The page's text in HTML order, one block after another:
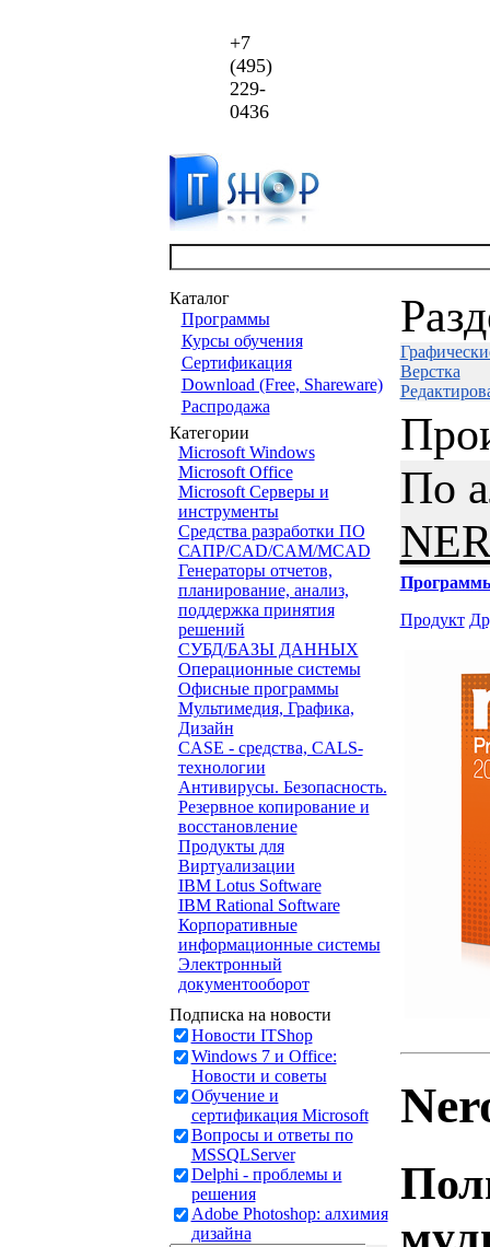
+7
(495)
229-
0436
Каталог
Программы
Курсы обучения
Сертификация
Download (Free, Shareware)
Распродажа
Категории
Microsoft Windows
Microsoft Office
Microsoft Серверы и
инструменты
Средства разработки ПО
САПР/CAD/CAM/MCAD
Генераторы отчетов,
планирование, анализ,
поддержка принятия
решений
СУБД/БАЗЫ ДАННЫХ
Операционные системы
Офисные программы
Мультимедия, Графика,
Дизайн
CASE - средства, CALS-
технологии
Антивирусы. Безопасность.
Резервное копирование и
восстановление
Продукты для
Виртуализации
IBM Lotus Software
IBM Rational Software
Корпоративные
информационные системы
Электронный
документооборот
Подписка на новости
Новости ITShop
Windows 7 и Office:
Новости и советы
Обучение и
сертификация Microsoft
Вопросы и ответы по
MSSQLServer
Delphi - проблемы и
решения
Adobe Photoshop: алхимия
дизайна
Верстка
По
Продукт